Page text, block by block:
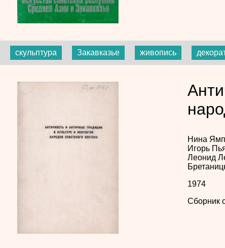
скульптура Закавказье живопись
Нина
Игорь
Леонид
1974
Сборник